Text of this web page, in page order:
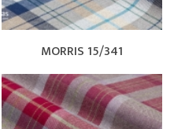
MORRIS 15/341